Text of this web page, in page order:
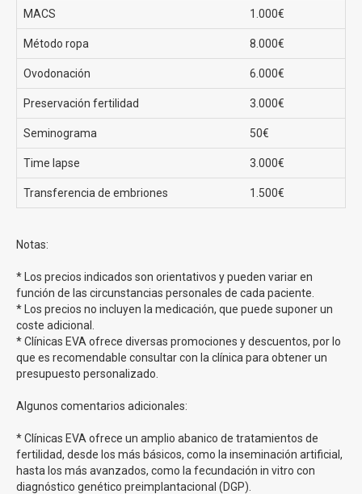
cultivo y se les brinda un ambiente propicio para que
ocurra la fertilización.
Fecundación in Vitro con ICSI.-
Mediante la inyección
intracitoplasmática de espermatozoides (ICSI), donde se
inyecta directamente en el óvulo.
Tasas de éxito en FIV en Clínicas EVA
Latasa de éxito media de la primera fecundación in
vitro en clínicas Eva es de un 70%.
Recordamos que
Precios fecundación in vitro en Clínicas EVA
Elprecio de una FIV convencional en Clínicas EVA
comienza en los 2690?
competencia en toda España. Además ofrecen
financiación para todos los procesos de tu tratamiento.
Ovodonación
El tratamiento de fertilidad con mayor tasa de éxito
puesto que se realiza una fecundación in vitro recibiendo
óvulos de donante.
MACS 1.000€
Método ropa 8.000€
Ovodonación 6.000€
Preservación fertilidad 3.000€
Seminograma 50€
Time lapse 3.000€
Transferencia de embriones 1.500€
Notas:
* Los precios indicados son orientativos y pueden variar en
función de las circunstancias personales de cada paciente.
* Los precios no incluyen la medicación, que puede suponer un
coste adicional.
* Clínicas EVA ofrece diversas promociones y descuentos, por lo
que es recomendable consultar con la clínica para obtener un
presupuesto personalizado.
Algunos comentarios adicionales:
* Clínicas EVA ofrece un amplio abanico de tratamientos de
fertilidad, desde los más básicos, como la inseminación artificial,
hasta los más avanzados, como la fecundación in vitro con
diagnóstico genético preimplantacional (DGP).